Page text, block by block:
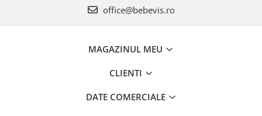
office@bebevis.ro
MAGAZINUL MEU
CLIENTI
DATE COMERCIALE